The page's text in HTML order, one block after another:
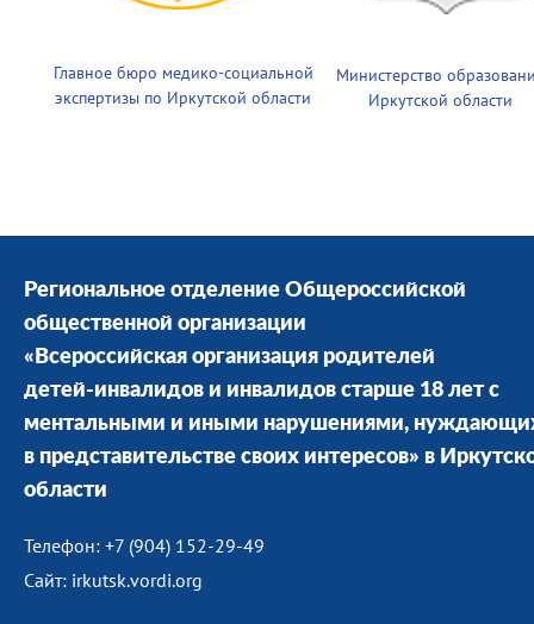
Главное бюро медико-социальной
экспертизы по Иркутской области
Министерство
Иркутской области
Региональное отделение Общероссийской
общественной организации
«Всероссийская организация родителей
детей-инвалидов и инвалидов старше 18 лет с
ментальными и иными нарушениями,
в представительстве своих интересов» в
области
Телефон: +7 (904) 152-29-49
Сайт: irkutsk.vordi.org